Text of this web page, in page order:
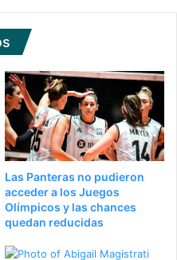
Las Panteras no pudieron
acceder a los Juegos
Olímpicos y las chances
quedan reducidas